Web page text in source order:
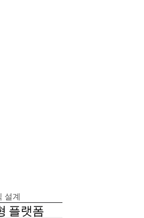
설계
플랫폼